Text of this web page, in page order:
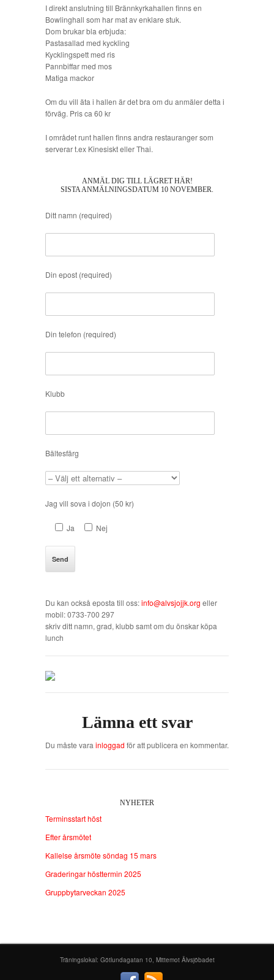
I direkt anslutning till Brännkyrkahallen finns en
Bowlinghall som har mat av enklare stuk.
Dom brukar bla erbjuda:
Pastasallad med kyckling
Kycklingspett med ris
Pannbiffar med mos
Matiga mackor
Om du vill äta i hallen är det bra om du anmäler detta i
förväg. Pris ca 60 kr
I området runt hallen finns andra restauranger som
serverar t.ex Kinesiskt eller Thai.
ANMÄL DIG TILL LÄGRET HÄR!
SISTA ANMÄLNINGSDATUM 10 NOVEMBER.
Ditt namn (required)
Din epost (required)
Din telefon (required)
Klubb
Bältesfärg
Jag vill sova i dojon (50 kr)
Ja Nej
Du kan också eposta till oss:info@alvsjojjk.org eller
mobil: 0733-700 297
skriv ditt namn, grad, klubb samt om du önskar köpa
lunch
Lämna ett svar
Du måste vara inloggad för att publicera en kommentar.
NYHETER
Terminsstart höst
Efter årsmötet
Kallelse årsmöte söndag 15 mars
Graderingar hösttermin 2025
Gruppbytarveckan 2025
Träningslokal: Götlundagatan 10, Mittemot Älvsjöbadet